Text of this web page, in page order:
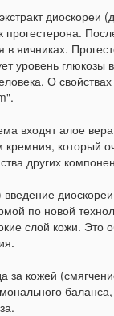
диоскореи
яичниках.
уровень
О
входят алое
кремния, который
других
введение
по новой
слой кожи.
за кожей